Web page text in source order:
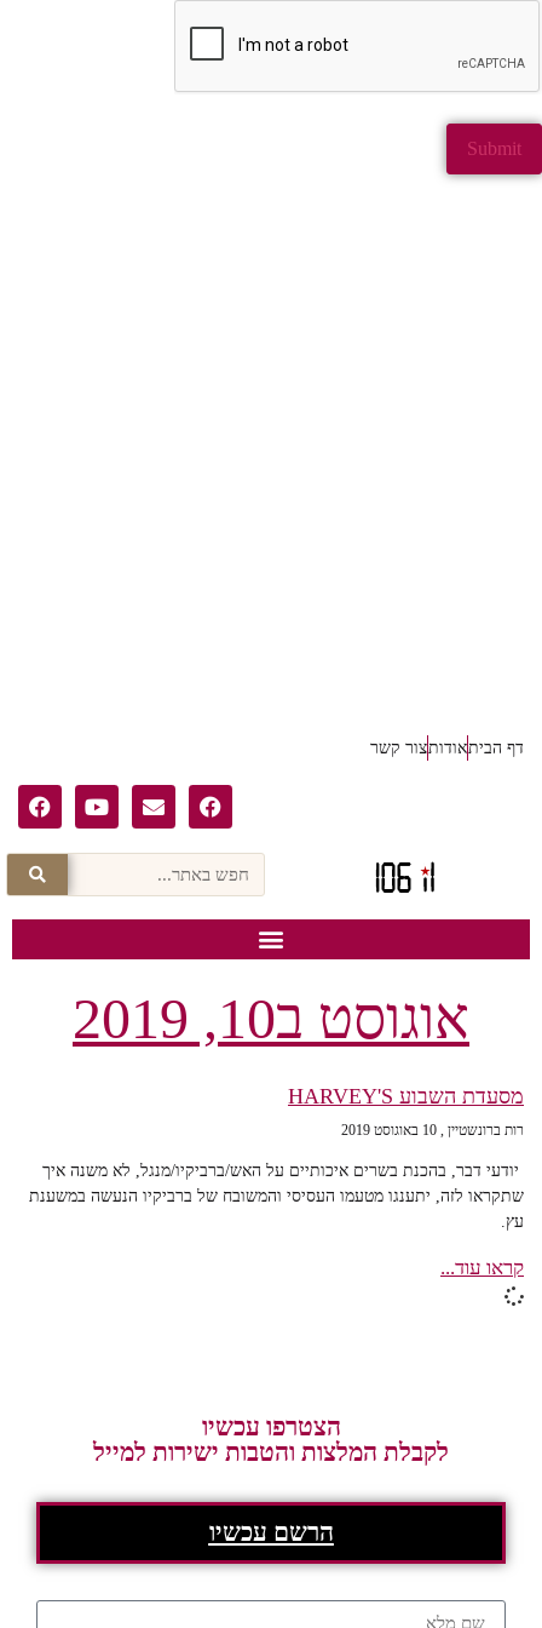
דף הביתאודותצור קשר
אוגוסט ב10, 2019
מסעדת השבוע HARVEY'S
רות ברונשטיין 10 באוגוסט 2019
יודעי דבר, בהכנת בשרים איכותיים על האש/ברביקיו/מנגל, לא משנה איך
שתקראו לזה, יתענגו מטעמו העסיסי והמשובח של ברביקיו הנעשה במשענת
עץ.
קראו עוד...
הצטרפו עכשיו
לקבלת המלצות והטבות ישירות למייל
הרשם עכשיו